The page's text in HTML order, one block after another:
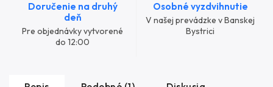
Doručenie na druhý
deň
Pre objednávky vytvorené
do 12:00
Osobné vyzdvihnutie
V našej prevádzke v Banskej
Bystrici